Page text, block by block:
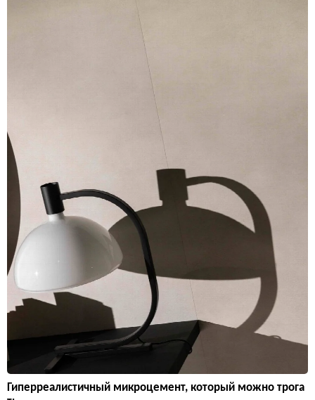
Гиперреалистичный микроцемент, который можно трога